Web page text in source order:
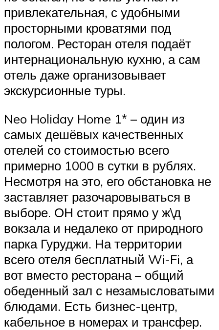
привлекательная, с удобными
просторными кроватями под
пологом. Ресторан отеля подаёт
интернациональную кухню, а сам
отель даже организовывает
экскурсионные туры.
Neo Holiday Home 1* – один из
самых дешёвых качественных
отелей со стоимостью всего
примерно 1000 в сутки в рублях.
Несмотря на это, его обстановка не
заставляет разочаровываться в
выборе. ОН стоит прямо у ж\д
вокзала и недалеко от природного
парка Гуруджи. На территории
всего отеля бесплатный Wi-Fi, а
вот вместо ресторана – общий
обеденный зал с незамысловатыми
блюдами. Есть бизнес-центр,
кабельное в номерах и трансфер.